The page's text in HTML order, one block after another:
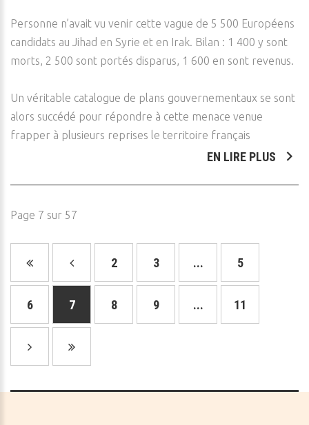
Personne n’avait vu venir cette vague de 5 500 Européens
candidats au Jihad en Syrie et en Irak. Bilan : 1 400 y sont
morts, 2 500 sont portés disparus, 1 600 en sont revenus.
Un véritable catalogue de plans gouvernementaux se sont
alors succédé pour répondre à cette menace venue
frapper à plusieurs reprises le territoire français
EN LIRE PLUS
Page 7 sur 57
2 3 ... 5
6 7 8 9 ... 11